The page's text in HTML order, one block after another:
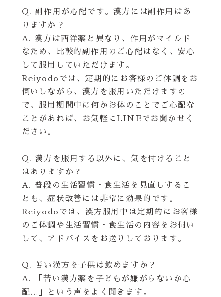
Q. 副作用が心配です。漢方には副作用はあ
りますか？
A. 漢方は西洋薬と異なり、作用がマイルド
なため、比較的副作用のご心配はなく、安心
して服用していただけます。
Reiyodoでは、定期的にお客様のご体調をお
伺いしながら、漢方を服用いただけますの
で、服用期間中に何かお体のことでご心配な
ことがあれば、お気軽にLINEでお聞かせく
ださい。
Q. 漢方を服用する以外に、気を付けること
はありますか？
A. 普段の生活習慣・食生活を見直しするこ
とも、症状改善には非常に効果的です。
Reiyodoでは、漢方服用中は定期的にお客様
のご体調や生活習慣・食生活の内容をお伺い
して、アドバイスをお送りしております。
Q. 苦い漢方を子供は飲めますか？
A. 「苦い漢方薬を子どもが嫌がらないか心
配…」という声をよく聞きます。